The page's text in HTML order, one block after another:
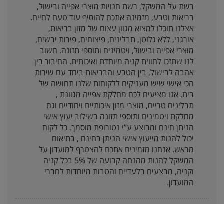
רשת על המשקל, רשת חנויות מוצרי אפייה ובישול,
בריאות וטבע, מזמינה אתכם להוסיף עוד טעם לחיים.
אצלנו תוכלו למצוא מגוון עצום של מזון בריאות,
אורגני, ללא גלוטן, תבלינים, פיצוחים, פירות יבשים,
מוצרי אפייה ובישול, ויטמינים ותוספי תזונה. חשוב
לנו שתזכו לחווית קניה מיוחדת ואיכותית. החיבור בין
אהבה לבישול, בין הטבע והבריאות ביחד עם שירות
הכי אישי שיש מעניקים ללקוחות שלנו תחושה של
בית. אנו מציעים לכם מחלקת אפייה מגוונת ,
תבלינים טריים, מוצרי מזון איכותיים ויחודיים וגם
מחלקת ויטמינים ותוספי תזונה בשילוב יעוץ אישי
הניתן חינם ומבוצע ע”י נטורופת מוסמך. כל לקוח
יכול להנות מייעוץ אישי הניתן בחינם , בתיאום
מראש. אנחנו מזמינים אתכם להצטרף למועדון על
המשקל להנות מהנחה קבועה של 5% בכל קניה
וקניה, מבצעים בלעדיים והטבות מיוחדות לחברי
המועדון.